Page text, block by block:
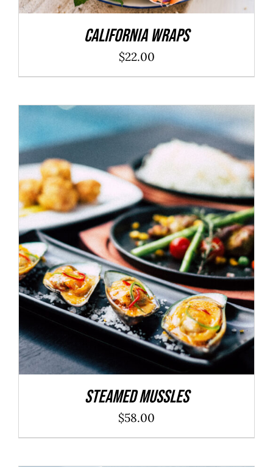
California Wraps
$22.00
ADD TO CART / DÉTAILS
Steamed Mussles
$58.00